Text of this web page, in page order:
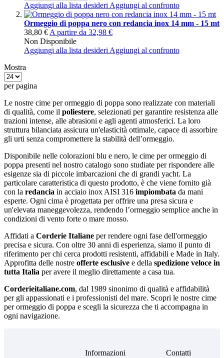
Aggiungi alla lista desideri Aggiungi al confronto
Ormeggio di poppa nero con redancia inox 14 mm - 15 mt
38,80 € A partire da 32,98 €
Non Disponibile
Aggiungi alla lista desideri Aggiungi al confronto
Mostra
per pagina
Le nostre cime per ormeggio di poppa sono realizzate con materiali
di qualità, come il poliestere, selezionati per garantire resistenza alle
trazioni intense, alle abrasioni e agli agenti atmosferici. La loro
struttura bilanciata assicura un'elasticità ottimale, capace di assorbire
gli urti senza compromettere la stabilità dell’ormeggio.
Disponibile nelle colorazioni blu e nero, le cime per ormeggio di
poppa presenti nel nostro catalogo sono studiate per rispondere alle
esigenze sia di piccole imbarcazioni che di grandi yacht. La
particolare caratteristica di questo prodotto, è che viene fornito già
con la redancia in acciaio inox AISI 316 impiombata da mani
esperte. Ogni cima è progettata per offrire una presa sicura e
un'elevata maneggevolezza, rendendo l’ormeggio semplice anche in
condizioni di vento forte o mare mosso.
Affidati a Corderie Italiane per rendere ogni fase dell'ormeggio
precisa e sicura. Con oltre 30 anni di esperienza, siamo il punto di
riferimento per chi cerca prodotti resistenti, affidabili e Made in Italy.
Approfitta delle nostre offerte esclusive e della spedizione veloce in
tutta Italia per avere il meglio direttamente a casa tua.
Corderieitaliane.com, dal 1989 sinonimo di qualità e affidabilità
per gli appassionati e i professionisti del mare. Scopri le nostre cime
per ormeggio di poppa e scegli la sicurezza che ti accompagna in
ogni navigazione.
Informazioni
Contatti